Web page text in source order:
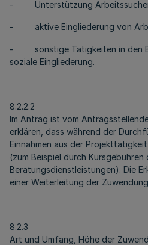
- Unterstützung
- aktive Eingliederung von
- sonstige Tätigkeiten in den
soziale Eingliederung.
8.2.2.2
Im Antrag ist vom
erklären, dass während der
Einnahmen aus der
(zum Beispiel durch Kursgebühren
Beratungsdienstleistungen). Die
einer Weiterleitung der
8.2.3
Art und Umfang, Höhe der